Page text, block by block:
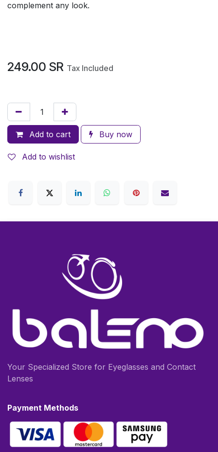
complement any look.
249.00 SR Tax Included
Add to cart Buy now
Add to wishlist
Your Specialized Store for Eyeglasses and Contact
Lenses
Payment Methods